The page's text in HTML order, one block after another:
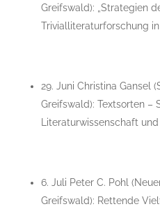
Greifswald): „Strategien
Trivialliteraturforschung
29. Juni Christina Gansel
Greifswald): Textsorten –
Literaturwissenschaft
6. Juli Peter C. Pohl
Greifswald): Rettende